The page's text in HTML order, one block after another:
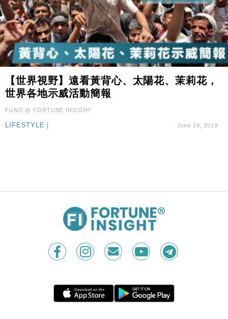
日圓干預創新高
11:12
國際｜特朗普料美伊戰事快結束 承認部分彈藥庫存緊
張
15:59
財經｜SA售股自救後再出手 斥4億美元押注未上市公
司
11:30
市場落地
14:50
地產｜大酒店中期轉賺2300萬元 斥21億翻新香港及
東京半島
13:12
國際｜特朗普赴洛杉磯高球場活動前 男子攜槍彈被捕
【世界視野】遠看黃背心、太陽花、茉莉花，
世界各地示威活動簡報
FUNG @ FORTUNE INSIGHT
LIFESTYLE | June 19, 2019